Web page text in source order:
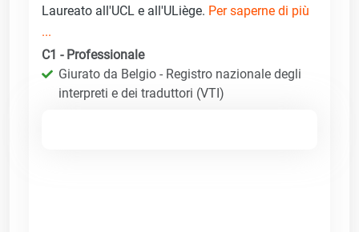
Laureato all'UCL e all'ULiège. Per saperne di più
...
C1 - Professionale
Giurato da Belgio - Registro nazionale degli
interpreti e dei traduttori (VTI)